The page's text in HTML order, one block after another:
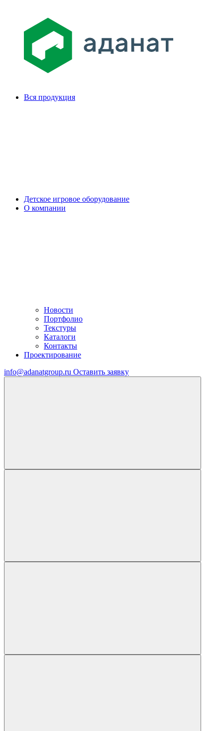
Вся продукция
Детское игровое оборудование
О компании
Новости
Портфолио
Текстуры
Каталоги
Контакты
Проектирование
info@adanatgroup.ru Оставить заявку